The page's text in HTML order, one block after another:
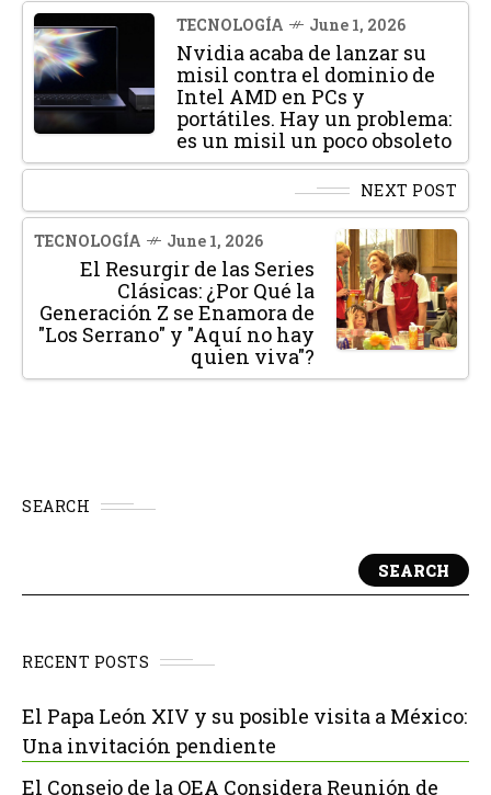
TECNOLOGÍA June 1, 2026
Nvidia acaba de lanzar su
misil contra el dominio de
Intel AMD en PCs y
portátiles. Hay un problema:
es un misil un poco obsoleto
NEXT POST
TECNOLOGÍA June 1, 2026
El Resurgir de las Series
Clásicas: ¿Por Qué la
Generación Z se Enamora de
"Los Serrano" y "Aquí no hay
quien viva"?
SEARCH
SEARCH
RECENT POSTS
El Papa León XIV y su posible visita a México:
Una invitación pendiente
El Consejo de la OEA Considera Reunión de